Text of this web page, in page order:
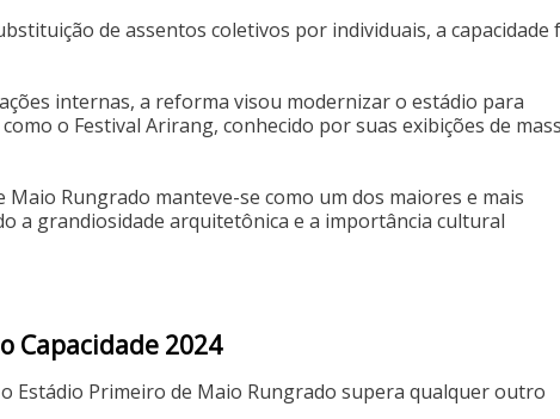
de assentos coletivos por individuais, a capacidade
internas, a reforma visou modernizar o estádio para
o Festival Arirang, conhecido por suas exibições de
Rungrado manteve-se como um dos maiores e mais
a grandiosidade arquitetônica e a importância cultural
Capacidade 2024
Estádio Primeiro de Maio Rungrado supera qualquer outro